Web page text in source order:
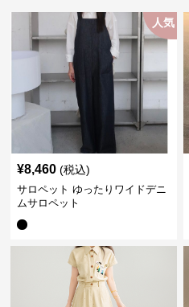
人気
¥8,460 (税込)
サロペット ゆったりワイドデニ
ムサロペット